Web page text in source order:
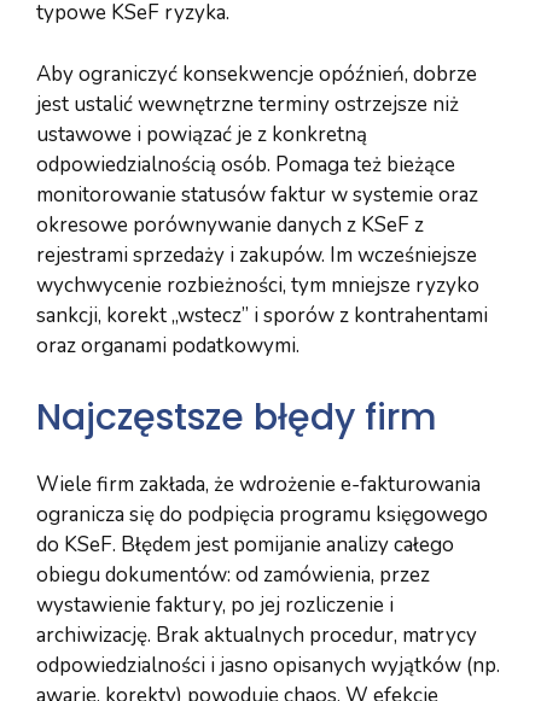
typowe KSeF ryzyka.
Aby ograniczyć konsekwencje opóźnień, dobrze
jest ustalić wewnętrzne terminy ostrzejsze niż
ustawowe i powiązać je z konkretną
odpowiedzialnością osób. Pomaga też bieżące
monitorowanie statusów faktur w systemie oraz
okresowe porównywanie danych z KSeF z
rejestrami sprzedaży i zakupów. Im wcześniejsze
wychwycenie rozbieżności, tym mniejsze ryzyko
sankcji, korekt „wstecz” i sporów z kontrahentami
oraz organami podatkowymi.
Najczęstsze błędy firm
Wiele firm zakłada, że wdrożenie e-fakturowania
ogranicza się do podpięcia programu księgowego
do KSeF. Błędem jest pomijanie analizy całego
obiegu dokumentów: od zamówienia, przez
wystawienie faktury, po jej rozliczenie i
archiwizację. Brak aktualnych procedur, matrycy
odpowiedzialności i jasno opisanych wyjątków (np.